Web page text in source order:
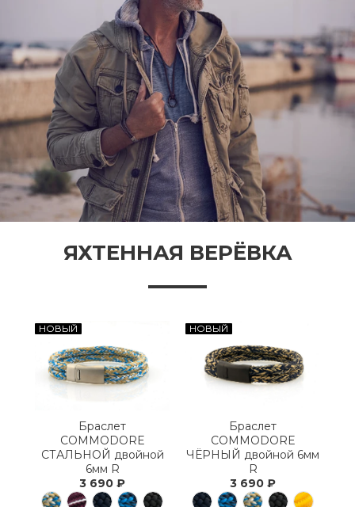
ЯХТЕННАЯ ВЕРЁВКА
НОВЫЙ
Браслет
COMMODORE
СТАЛЬНОЙ двойной
6мм R
3 690 ₽
НОВЫЙ
Браслет
COMMODORE
ЧЁРНЫЙ двойной 6мм
R
3 690 ₽